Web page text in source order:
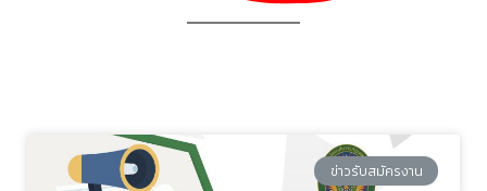
ข่าวรับสมัครงาน